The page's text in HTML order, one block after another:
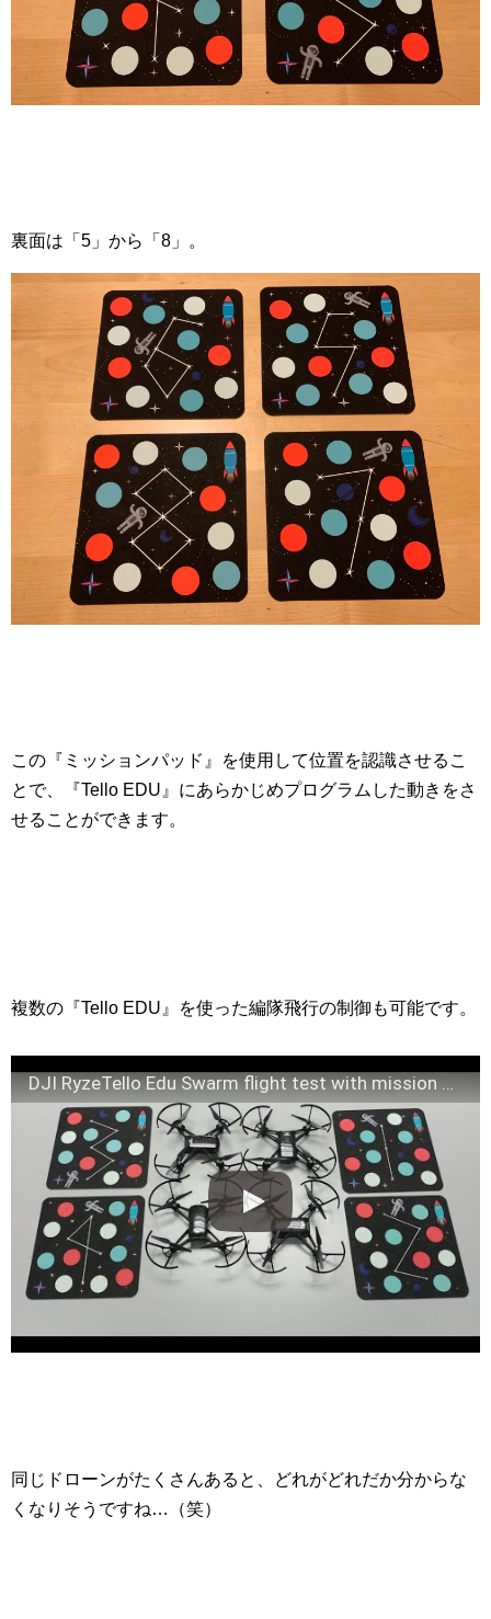
裏面は「5」から「8」。
この『ミッションパッド』を使用して位置を認識させるこ
とで、『Tello EDU』にあらかじめプログラムした動きをさ
せることができます。
複数の『Tello EDU』を使った編隊飛行の制御も可能です。
DJI RyzeTello Edu Swarm flight test with mission pads
同じドローンがたくさんあると、どれがどれだか分からな
くなりそうですね…（笑）